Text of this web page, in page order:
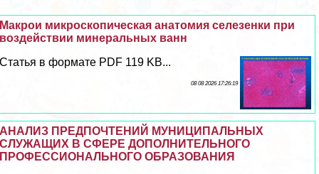
Макрои микроскопическая анатомия селезенки при
воздействии минеральных ванн
Статья в формате PDF 119 KB...
08 08 2026 17:26:19
АНАЛИЗ ПРЕДПОЧТЕНИЙ МУНИЦИПАЛЬНЫХ
СЛУЖАЩИХ В СФЕРЕ ДОПОЛНИТЕЛЬНОГО
ПРОФЕССИОНАЛЬНОГО ОБРАЗОВАНИЯ